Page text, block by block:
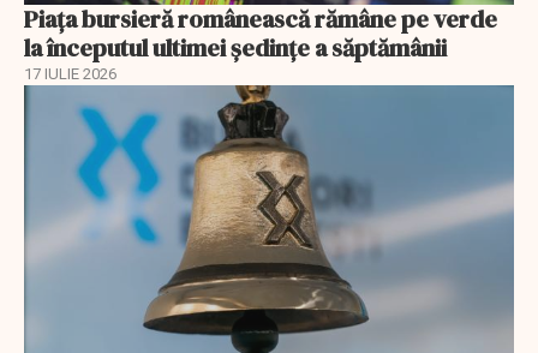
Piața bursieră românească rămâne pe verde
la începutul ultimei ședințe a săptămânii
17 IULIE 2026